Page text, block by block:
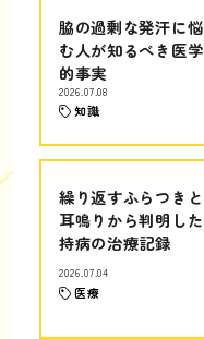
脇の過剰な発汗に悩
む人が知るべき医学
的事実
2026.07.08
知識
繰り返すふらつきと
耳鳴りから判明した
持病の治療記録
2026.07.04
医療